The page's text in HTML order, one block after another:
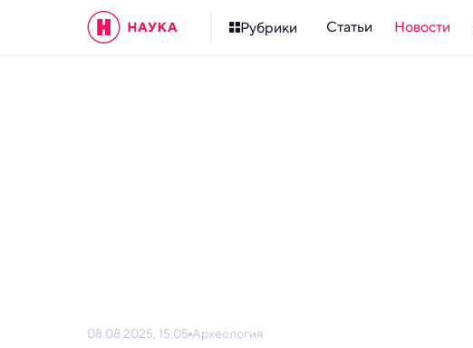
Рубрики Статьи Новости
08.08.2025, 15:05 Археология